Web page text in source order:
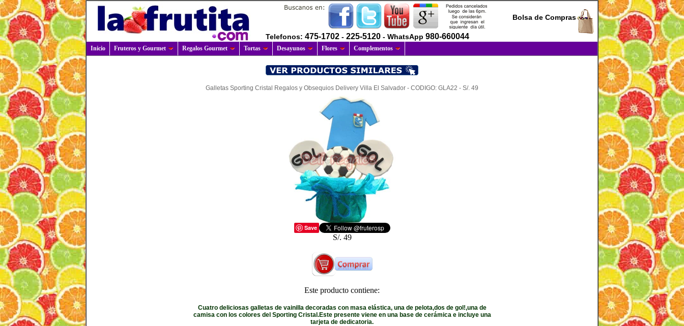
Bolsa de Compras
Telefonos: 475-1702 - 225-5120 - WhatsApp 980-660044
Inicio Fruteros y Gourmet Regalos Gourmet Tortas Desayunos Flores Complementos
Galletas Sporting Cristal Regalos y Obsequios Delivery Villa El Salvador - CODIGO: GLA22 - S/. 49
Save
S/. 49
Este producto contiene:
Cuatro deliciosas galletas de vainilla decoradas con masa elástica, una de pelota,dos de gol!,una de
camisa con los colores del Sporting Cristal.Este presente viene en una base de cerámica e incluye una
tarjeta de dedicatoria.